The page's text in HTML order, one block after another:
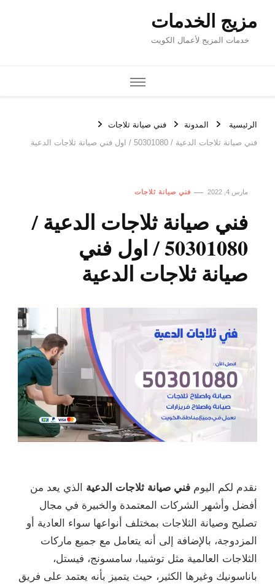
مزيج الخدمات
خدمات المزيج لأعمال الكويت
الرئيسية المدونة
فني صيانة ثلاجات
فني صيانة ثلاجات الدعية / 50301080 / اول فني صيانة ثلاجات الدعية
مارس 4, 2022 فني صيانة ثلاجات
فني صيانة ثلاجات الدعية /
50301080 / اول فني
صيانة ثلاجات الدعية
نقدم لكم اليوم فني صيانة ثلاجات الدعية الذي يعد من
أفضل وأشهر الشركات المعتمدة والخبيرة في مجال
تصليح وصيانة الثلاجات بمختلف أنواعها سواء العادية أو
المزدوجة، بالإضافة إلى أنه يتعامل مع جميع ماركات
الثلاجات العالمية مثل توشيبا، سامسونج، فيستل،
باناسونيك وغيرها الكثير، حيث يتميز بأنه يعتمد على فريق